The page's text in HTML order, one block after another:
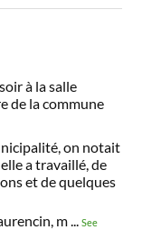
à la salle
de la commune
on notait
a travaillé, de
et de quelques
m...See